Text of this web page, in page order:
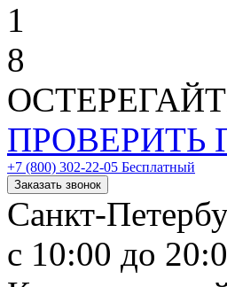
1
8
ПРОВЕРИТЬ
+7 (800) 302-22-05 Бесплатный
Заказать звонок
Санкт-
с 10:00 до